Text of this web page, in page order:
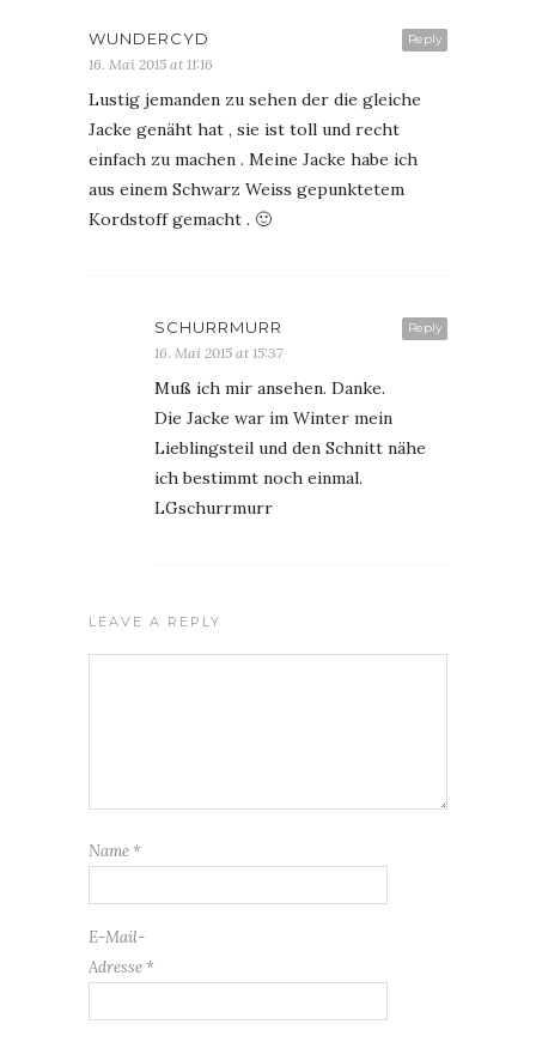
Reply
WUNDERCYD
16. Mai 2015 at 11:16
Lustig jemanden zu sehen der die gleiche
Jacke genäht hat , sie ist toll und recht
einfach zu machen . Meine Jacke habe ich
aus einem Schwarz Weiss gepunktetem
Kordstoff gemacht . 🙂
Reply
SCHURRMURR
16. Mai 2015 at 15:37
Muß ich mir ansehen. Danke.
Die Jacke war im Winter mein
Lieblingsteil und den Schnitt nähe
ich bestimmt noch einmal.
LGschurrmurr
LEAVE A REPLY
Name *
E-Mail-
Adresse *